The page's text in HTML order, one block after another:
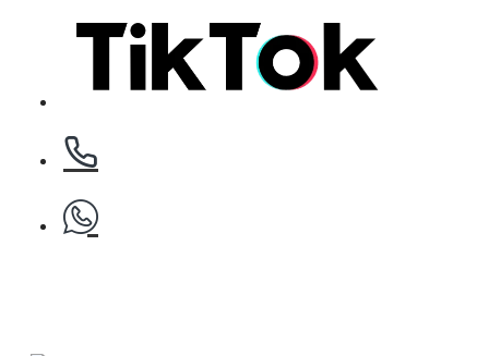
Клипс тип щъркел 1 брой